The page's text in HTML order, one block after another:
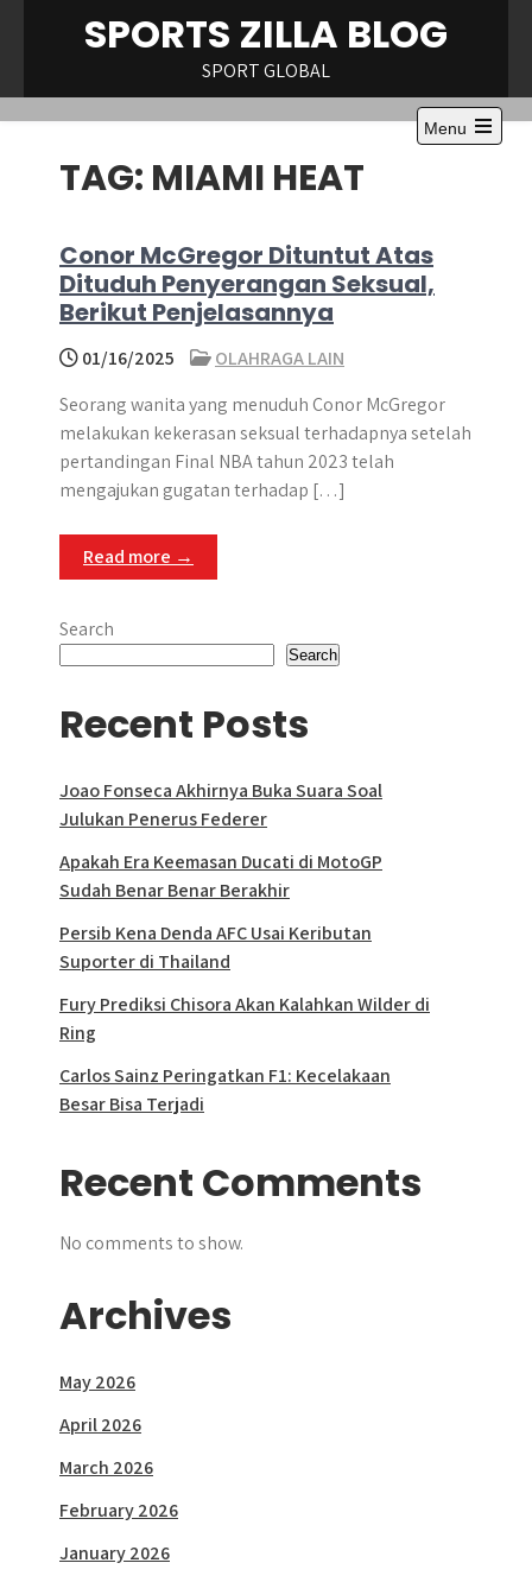
SPORTS ZILLA BLOG
SPORT GLOBAL
Menu
Open
TAG: MIAMI HEAT
Conor McGregor Dituntut Atas
Dituduh Penyerangan Seksual,
Berikut Penjelasannya
01/16/2025
OLAHRAGA LAIN
Seorang wanita yang menuduh Conor McGregor
melakukan kekerasan seksual terhadapnya setelah
pertandingan Final NBA tahun 2023 telah
mengajukan gugatan terhadap […]
Read more →
Search
Search
Recent Posts
Joao Fonseca Akhirnya Buka Suara Soal
Julukan Penerus Federer
Apakah Era Keemasan Ducati di MotoGP
Sudah Benar Benar Berakhir
Persib Kena Denda AFC Usai Keributan
Suporter di Thailand
Fury Prediksi Chisora Akan Kalahkan Wilder di
Ring
Carlos Sainz Peringatkan F1: Kecelakaan
Besar Bisa Terjadi
Recent Comments
No comments to show.
Archives
May 2026
April 2026
March 2026
February 2026
January 2026